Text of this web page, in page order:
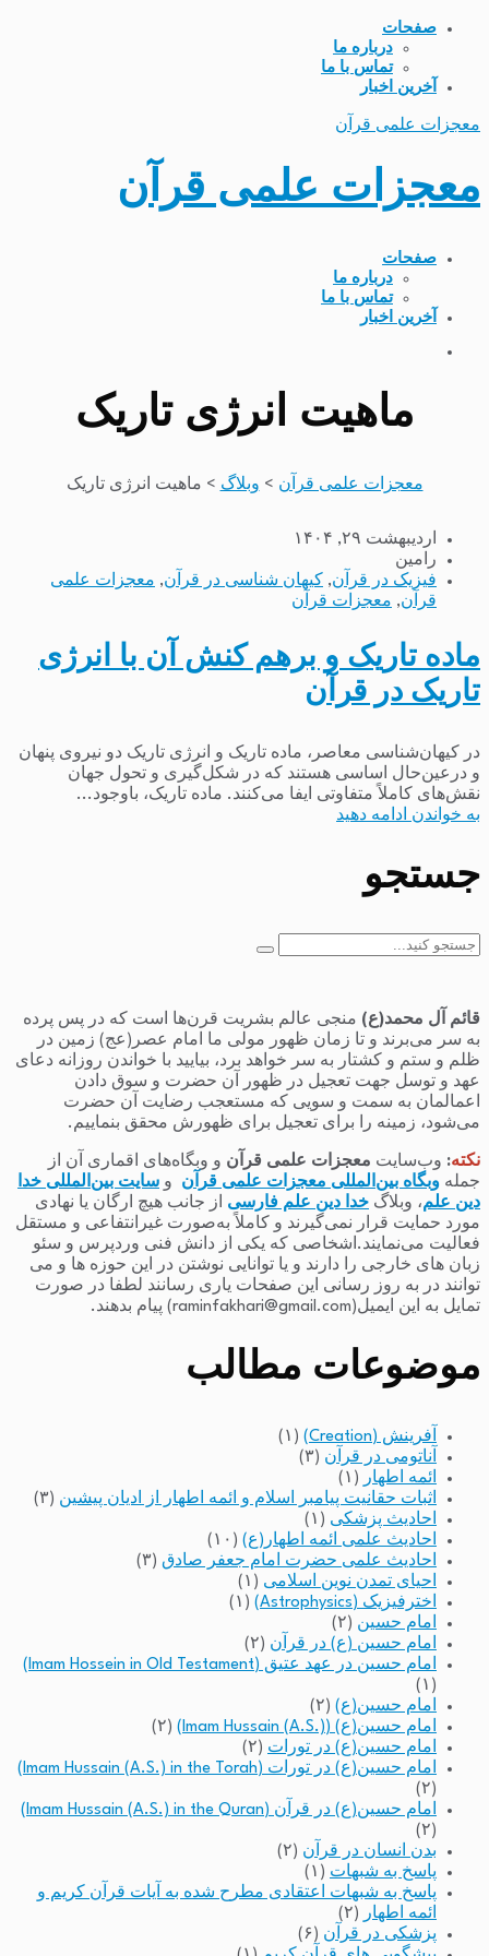
صفحات
درباره ما
تماس با ما
آخرین اخبار
معجزات علمی قرآن
معجزات علمی قرآن
صفحات
درباره ما
تماس با ما
آخرین اخبار
ماهیت انرژی تاریک
معجزات علمی قرآن > وبلاگ > ماهیت انرژی تاریک
اردیبهشت ۲۹, ۱۴۰۴
رامین
فیزیک در قرآن, کیهان شناسی در قرآن, معجزات علمی
قرآن, معجزات قرآن
ماده تاریک و برهم کنش آن با انرژی
تاریک در قرآن
در کیهان‌شناسی معاصر، ماده تاریک و انرژی تاریک دو نیروی پنهان
و درعین‌حال اساسی هستند که در شکل‌گیری و تحول جهان
نقش‌های کاملاً متفاوتی ایفا می‌کنند. ماده تاریک، باوجود...
به خواندن ادامه دهید
جستجو
جستجو
قائم آل محمد(ع) منجی عالم بشریت قرن‌ها است که در پس پرده
به سر می‌برند و تا زمان ظهور مولی ما امام عصر(عج) زمین در
ظلم و ستم و کشتار به سر خواهد برد، بیایید با خواندن روزانه دعای
عهد و توسل جهت تعجیل در ظهور آن حضرت و سوق دادن
اعمالمان به سمت و سویی که مستعجب رضایت آن حضرت
می‌شود، زمینه را برای تعجیل برای ظهورش محقق بنماییم.
نکته: وب‌سایت معجزات علمی قرآن و وبگاه‌های اقماری آن از
جمله وبگاه بین‌المللی معجزات علمی قرآن و سایت بین‌المللی خدا
دین علم، وبلاگ خدا دین علم فارسی از جانب هیچ ارگان یا نهادی
مورد حمایت قرار نمی‌گیرند و کاملاً به‌صورت غیرانتفاعی و مستقل
فعالیت می‌نمایند.اشخاصی که یکی از دانش فنی وردپرس و سئو
زبان های خارجی را دارند و یا توانایی نوشتن در این حوزه ها و می
توانند در به روز رسانی این صفحات یاری رسانند لطفا در صورت
تمایل به این ایمیل(raminfakhari@gmail.com) پیام بدهند.
موضوعات مطالب
آفرینش (Creation)
(۱)
آناتومی در قرآن (۳)
ائمه اطهار
(۱)
اثبات حقانیت پیامبر اسلام و ائمه اطهار از ادیان پیشین (۳)
احادیث پزشکی (۱)
احادیث علمی ائمه اطهار(ع) (۱۰)
احادیث علمی حضرت امام جعفر صادق (۳)
احیای تمدن نوین اسلامی (۱)
اخترفیزیک (Astrophysics)
(۱)
امام حسین (۲)
امام حسین (ع) در قرآن (۲)
امام حسین در عهد عتیق (Imam Hossein in Old Testament)
(۱)
امام حسین(ع) (۲)
امام حسین(ع) (Imam Hussain (A.S.))
(۲)
امام حسین(ع) در تورات (۲)
امام حسین(ع) در تورات (Imam Hussain (A.S.) in the Torah)
(۲)
امام حسین(ع) در قرآن (Imam Hussain (A.S.) in the Quran)
(۲)
بدن انسان در قرآن (۲)
پاسخ به شبهات (۱)
پاسخ به شبهات اعتقادی مطرح شده به آیات قرآن کریم و
ائمه اطهار
(۲)
پزشکی در قرآن (۶)